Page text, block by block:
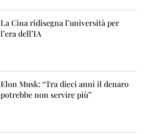
La Cina ridisegna l’università per
l’era dell’IA
Elon Musk: “Tra dieci anni il denaro
potrebbe non servire più”